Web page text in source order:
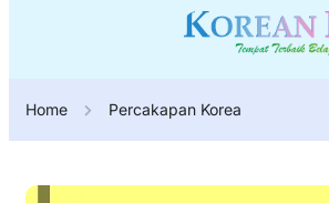
Home Percakapan Korea